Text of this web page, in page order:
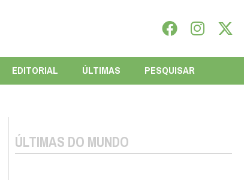
EDITORIAL ÚLTIMAS PESQUISAR
ÚLTIMAS DO MUNDO